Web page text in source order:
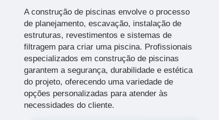
A construção de piscinas envolve o processo
de planejamento, escavação, instalação de
estruturas, revestimentos e sistemas de
filtragem para criar uma piscina. Profissionais
especializados em construção de piscinas
garantem a segurança, durabilidade e estética
do projeto, oferecendo uma variedade de
opções personalizadas para atender às
necessidades do cliente.